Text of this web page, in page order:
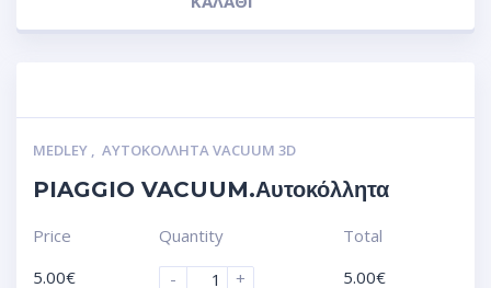
MEDLEY , ΑΥΤΟΚΌΛΛΗΤΑ VACUUM 3D
PIAGGIO VACUUM.Αυτοκόλλητα
Price
5.00€
Quantity
-
+
Total
5.00€